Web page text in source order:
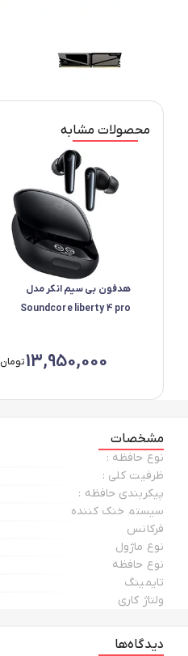
محصولات مشابه
هدفون بی سیم انکر مدل
Soundcore liberty 4 pro
13,950,000تومان
مشخصات
نوع حافظه :
ظرفیت کلی :
پیکربندی حافظه :
سیستم خنک کننده
فرکانس
نوع ماژول
نوع حافظه
تایمینگ
ولتاژ کاری
دیدگاه‌ها